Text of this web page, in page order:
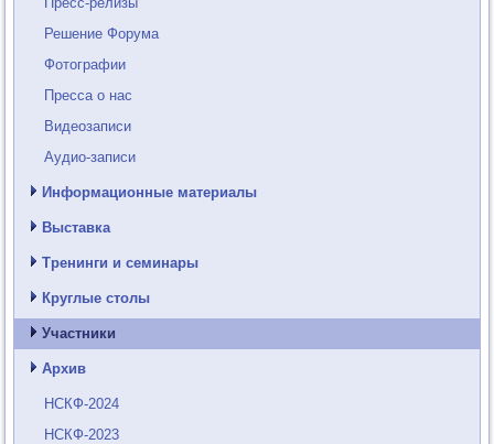
Решение Форума
Фотографии
Пресса о нас
Видеозаписи
Аудио-записи
Информационные материалы
Выставка
Тренинги и семинары
Круглые столы
Участники
Архив
НСКФ-2024
НСКФ-2023